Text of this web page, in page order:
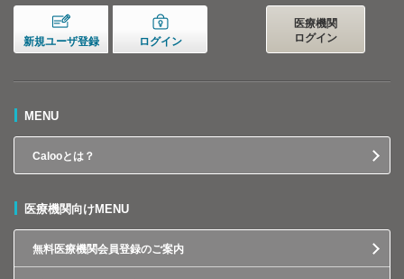
新規ユーザ登録 ログイン
医療機関
ログイン
MENU
Calooとは？
医療機関向けMENU
無料医療機関会員登録のご案内